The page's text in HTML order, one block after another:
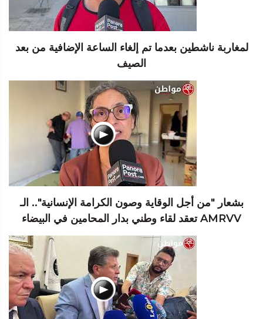
لمغاربة ناشطين بعدما تم إلغاء الساعة الإضافية من بعد
الصيف
بشعار "من أجل الوقاية وصون الكرامة الإنسانية".. الـ
AMRVV تعقد لقاء وطني بدار المحامين في البيضاء